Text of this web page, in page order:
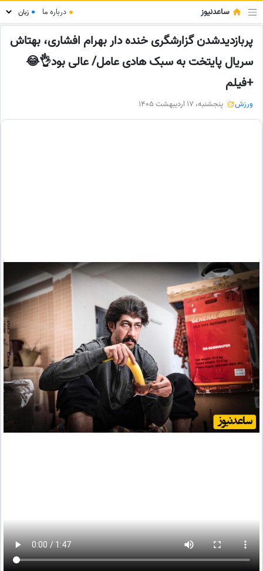
ساعدنیوز ● درباره ما ●
پربازدیدشدن گزارشگری خنده دار بهرام افشاری، بهتاش
سریال پایتخت به سبک هادی عامل/ عالی بود👌😂
+فیلم
ورزش پنجشنبه، 17 اردیبهشت 1405